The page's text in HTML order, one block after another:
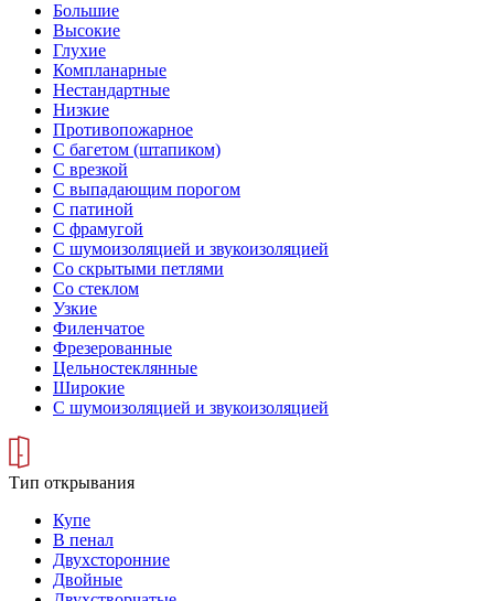
Большие
Высокие
Глухие
Компланарные
Нестандартные
Низкие
Противопожарное
С багетом (штапиком)
С врезкой
С выпадающим порогом
С патиной
С фрамугой
С шумоизоляцией и звукоизоляцией
Со скрытыми петлями
Со стеклом
Узкие
Филенчатое
Фрезерованные
Цельностеклянные
Широкие
С шумоизоляцией и звукоизоляцией
Тип открывания
Купе
В пенал
Двухсторонние
Двойные